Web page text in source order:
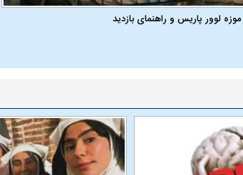
لوور پاریس و راهنمای بازدید